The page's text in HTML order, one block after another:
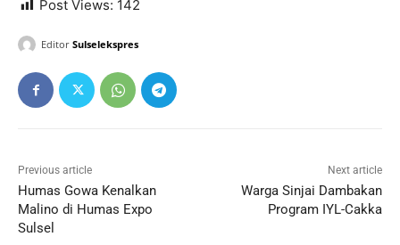
Post Views: 142
Editor Sulselekspres
Previous article
Humas Gowa Kenalkan
Malino di Humas Expo
Sulsel
Next article
Warga Sinjai Dambakan
Program IYL-Cakka